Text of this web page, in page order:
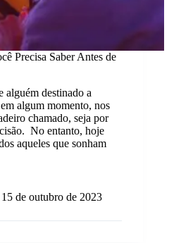
Precisa Saber Antes de
alguém destinado a
algum momento, nos
chamado, seja por
No entanto, hoje
aqueles que sonham
15 de outubro de 2023